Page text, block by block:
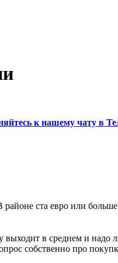
к нашему чату в
ста евро или
выходит в среднем и
собственно про